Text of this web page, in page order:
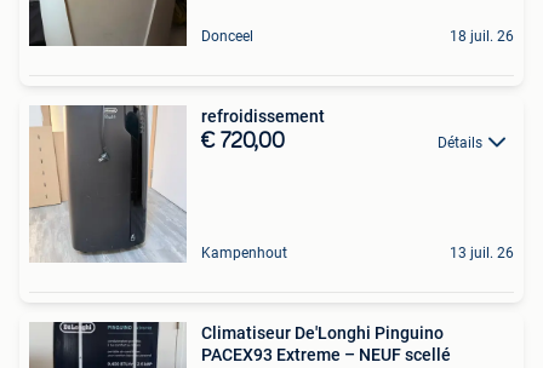
Donceel 18 juil. 26
refroidissement
€ 720,00 Détails
Kampenhout 13 juil. 26
Climatiseur De'Longhi Pinguino
PACEX93 Extreme – NEUF scellé